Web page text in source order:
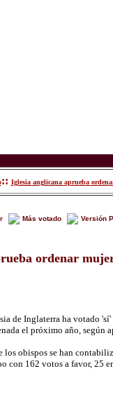
:: Iglesia anglicana aprueba
Más votado Versión
ordenar
de Inglaterra ha votado
el próximo año, según
los obispos se han
con 162 votos a favor, 25